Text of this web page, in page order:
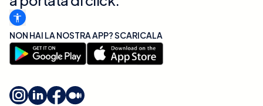
NON HAI LA NOSTRA APP? SCARICALA